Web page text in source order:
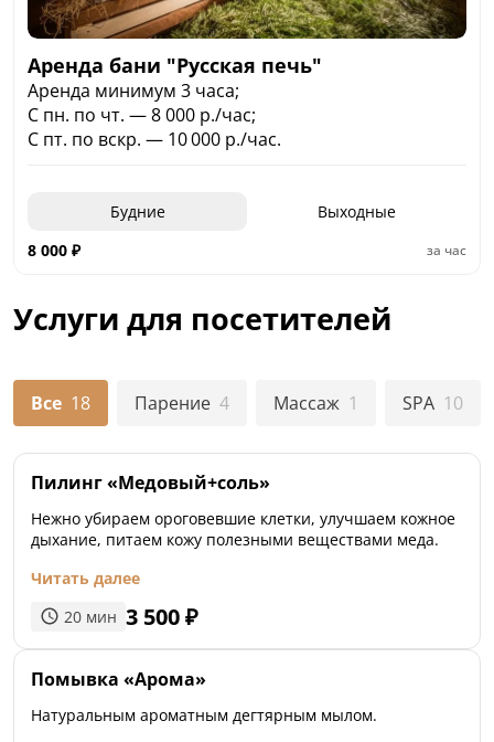
Аренда бани "Русская печь"
Аренда минимум 3 часа;
С пн. по чт. — 8 000 р./час;
С пт. по вскр. — 10 000 р./час.
Будние
Выходные
8 000 ₽ за час
Услуги для посетителей
Все 18 Парение 4 Массаж 1 SPA 10
Пилинг «Медовый+соль»
Нежно убираем ороговевшие клетки, улучшаем кожное
дыхание, питаем кожу полезными веществами меда.
Читать далее
20 мин 3 500₽
Помывка «Арома»
Натуральным ароматным дегтярным мылом.